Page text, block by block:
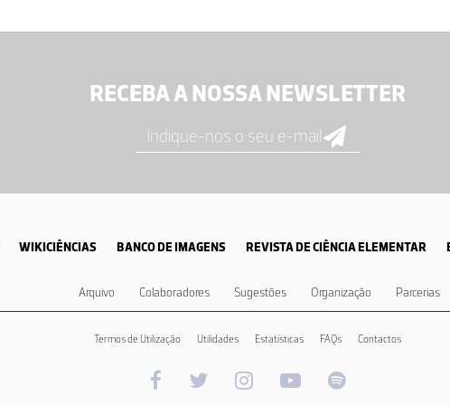
RECEBA A NOSSA NEWSLETTER
WIKICIÊNCIAS BANCO DE IMAGENS REVISTA DE CIÊNCIA ELEMENTAR
Arquivo Colaboradores Sugestões Organização Parcerias
Termos de Utilização Utilidades Estatísticas FAQs Contactos